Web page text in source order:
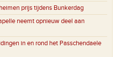
prijs tijdens Bunkerdag
neemt opnieuw deel aan
in en rond het Passchendaele